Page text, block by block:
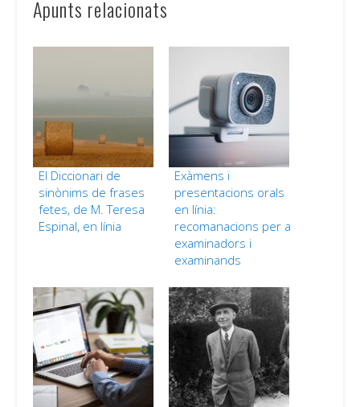
Apunts relacionats
El Diccionari de
sinònims de frases
fetes, de M. Teresa
Espinal, en línia
Exàmens i
presentacions orals
en línia:
recomanacions per a
examinadors i
examinands